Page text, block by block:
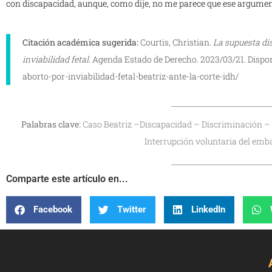
con discapacidad, aunque, como dije, no me parece que ese
Citación académica sugerida:Courtis, Christian. La supuesta
inviabilidad fetal. Agenda Estado de Derecho. 2023/03/21.
aborto-por-inviabilidad-fetal-beatriz-ante-la-corte-idh/
Palabras clave:Caso Beatriz –Discapacidad – Discriminación
Interrupción voluntaria del
Comparte este artículo en...
Facebook Twitter LinkedIn